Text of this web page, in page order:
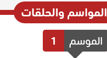
المواسم والحلقات
الموسم 1